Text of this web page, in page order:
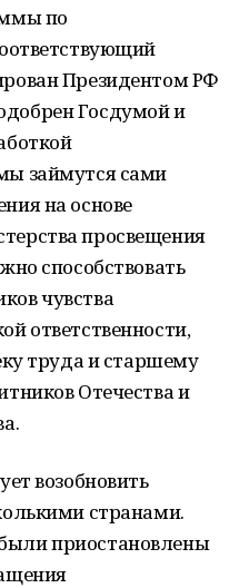
по
Президентом РФ
Госдумой и
займутся сами
на основе
просвещения
способствовать
чувства
ответственности,
труда и старшему
Отечества и
возобновить
странами.
приостановлены